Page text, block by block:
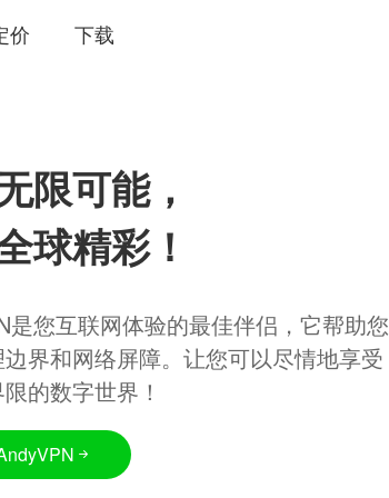
价 下载
限可能，
球精彩！
是您互联网体验的最佳伴侣，它帮助您
界和网络屏障。让您可以尽情地享受
的数字世界！